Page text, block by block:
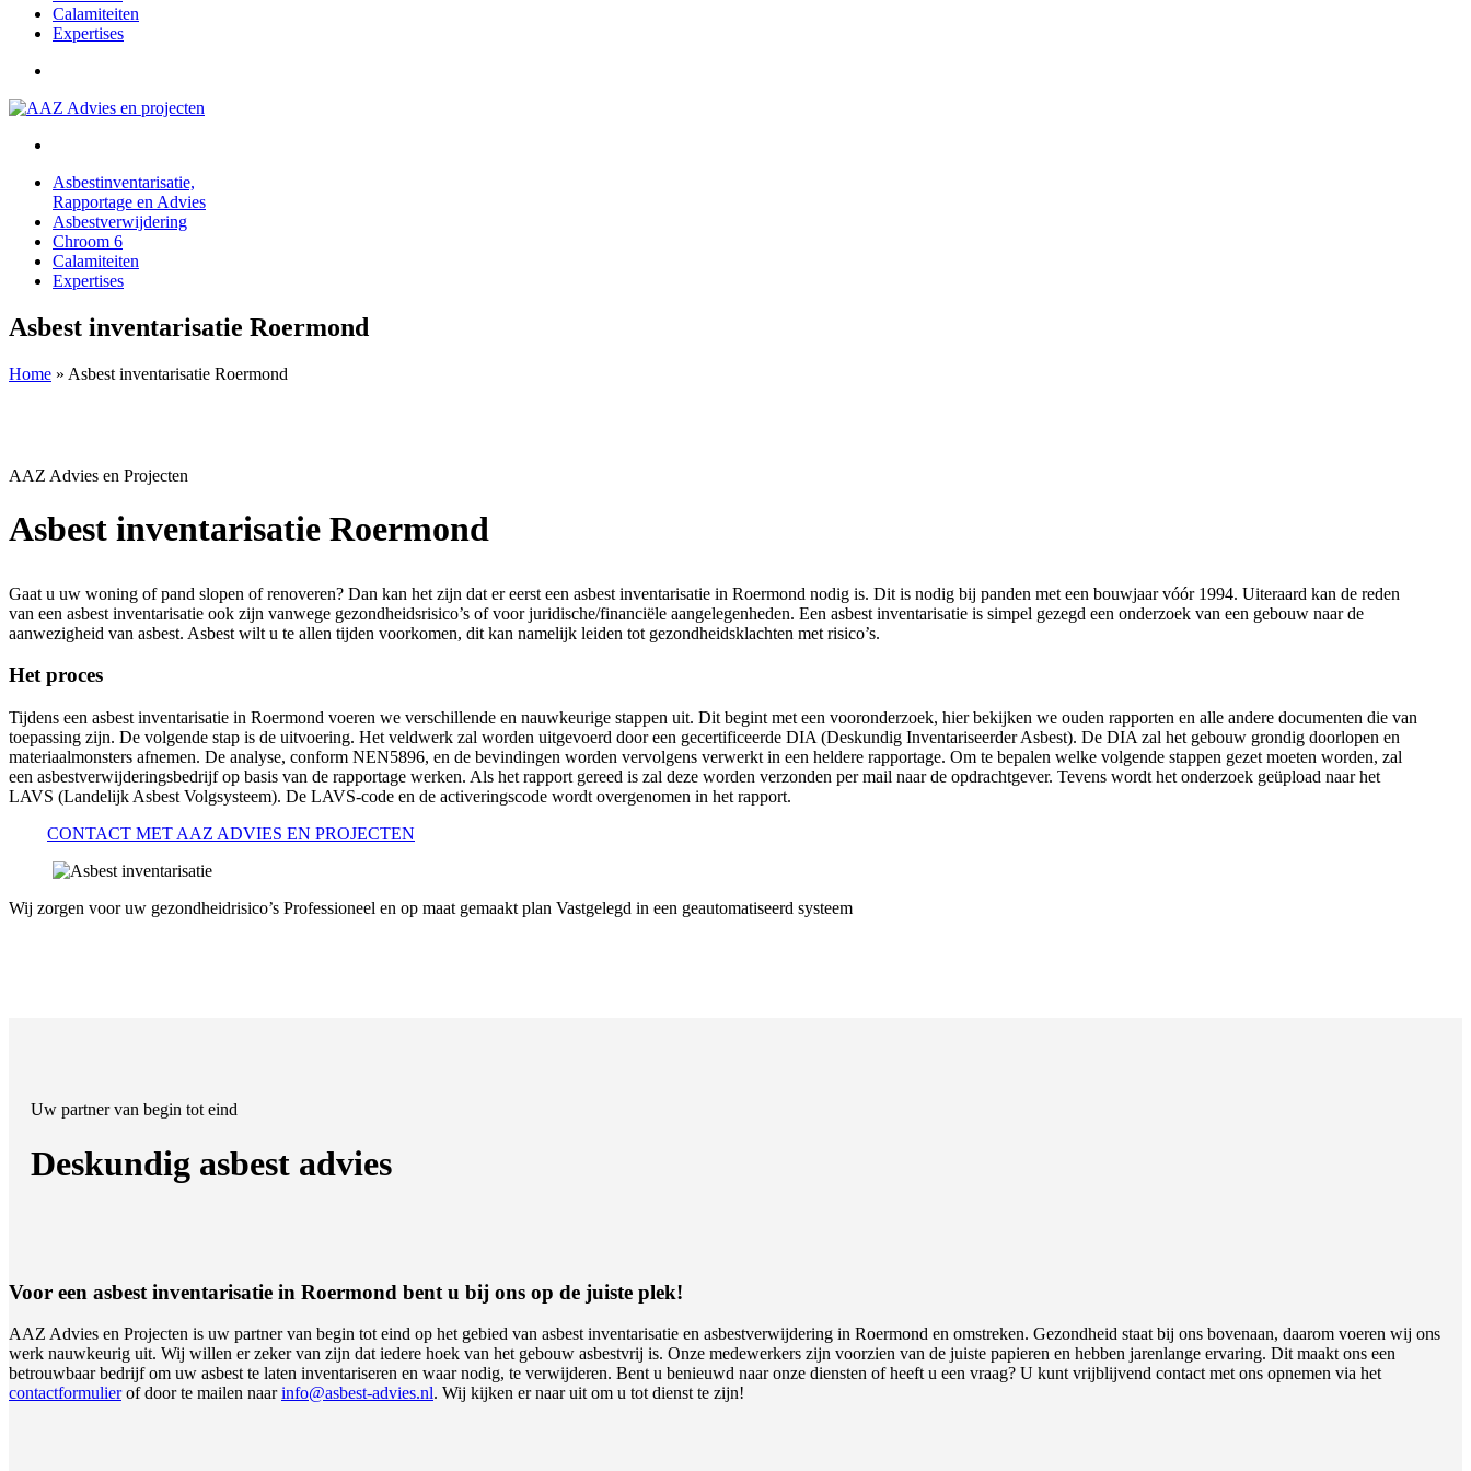
Calamiteiten
Expertises
Asbestinventarisatie,
Rapportage en Advies
Asbestverwijdering
Chroom 6
Calamiteiten
Expertises
Asbest inventarisatie Roermond
Home » Asbest inventarisatie Roermond
AAZ Advies en Projecten
Asbest inventarisatie Roermond
Gaat u uw woning of pand slopen of renoveren? Dan kan het zijn dat er eerst een asbest inventarisatie in Roermond nodig is. Dit is nodig bij panden met een bouwjaar vóór 1994. Uiteraard kan de reden
van een asbest inventarisatie ook zijn vanwege gezondheidsrisico’s of voor juridische/financiële aangelegenheden. Een asbest inventarisatie is simpel gezegd een onderzoek van een gebouw naar de
aanwezigheid van asbest. Asbest wilt u te allen tijden voorkomen, dit kan namelijk leiden tot gezondheidsklachten met risico’s.
Het proces
Tijdens een asbest inventarisatie in Roermond voeren we verschillende en nauwkeurige stappen uit. Dit begint met een vooronderzoek, hier bekijken we ouden rapporten en alle andere documenten die van
toepassing zijn. De volgende stap is de uitvoering. Het veldwerk zal worden uitgevoerd door een gecertificeerde DIA (Deskundig Inventariseerder Asbest). De DIA zal het gebouw grondig doorlopen en
materiaalmonsters afnemen. De analyse, conform NEN5896, en de bevindingen worden vervolgens verwerkt in een heldere rapportage. Om te bepalen welke volgende stappen gezet moeten worden, zal
een asbestverwijderingsbedrijf op basis van de rapportage werken. Als het rapport gereed is zal deze worden verzonden per mail naar de opdrachtgever. Tevens wordt het onderzoek geüpload naar het
LAVS (Landelijk Asbest Volgsysteem). De LAVS-code en de activeringscode wordt overgenomen in het rapport.
CONTACT MET AAZ ADVIES EN PROJECTEN
Wij zorgen voor uw gezondheidrisico’s Professioneel en op maat gemaakt plan Vastgelegd in een geautomatiseerd systeem
Uw partner van begin tot eind
Deskundig asbest advies
Voor een asbest inventarisatie in Roermond bent u bij ons op de juiste plek!
AAZ Advies en Projecten is uw partner van begin tot eind op het gebied van asbest inventarisatie en asbestverwijdering in Roermond en omstreken. Gezondheid staat bij ons bovenaan, daarom voeren wij ons
werk nauwkeurig uit. Wij willen er zeker van zijn dat iedere hoek van het gebouw asbestvrij is. Onze medewerkers zijn voorzien van de juiste papieren en hebben jarenlange ervaring. Dit maakt ons een
betrouwbaar bedrijf om uw asbest te laten inventariseren en waar nodig, te verwijderen. Bent u benieuwd naar onze diensten of heeft u een vraag? U kunt vrijblijvend contact met ons opnemen via het
contactformulierof door te mailen naarinfo@asbest-advies.nl. Wij kijken er naar uit om u tot dienst te zijn!